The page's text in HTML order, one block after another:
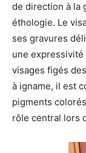
de direction à la
éthologie. Le
ses gravures
une expressivité
visages figés
à igname, il est
pigments
rôle central lors